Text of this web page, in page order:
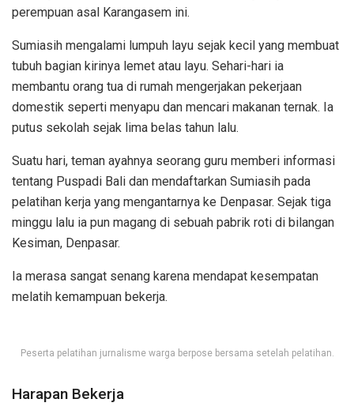
perempuan asal Karangasem ini.
Sumiasih mengalami lumpuh layu sejak kecil yang membuat
tubuh bagian kirinya lemet atau layu. Sehari-hari ia
membantu orang tua di rumah mengerjakan pekerjaan
domestik seperti menyapu dan mencari makanan ternak. Ia
putus sekolah sejak lima belas tahun lalu.
Suatu hari, teman ayahnya seorang guru memberi informasi
tentang Puspadi Bali dan mendaftarkan Sumiasih pada
pelatihan kerja yang mengantarnya ke Denpasar. Sejak tiga
minggu lalu ia pun magang di sebuah pabrik roti di bilangan
Kesiman, Denpasar.
Ia merasa sangat senang karena mendapat kesempatan
melatih kemampuan bekerja.
Peserta pelatihan jurnalisme warga berpose bersama setelah pelatihan.
Harapan Bekerja